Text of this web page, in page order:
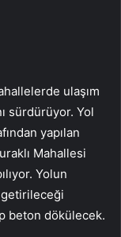
ulaşım
sürdürüyor. Yol
yapılan
Mahallesi
Yolun
getirileceği
beton dökülecek.